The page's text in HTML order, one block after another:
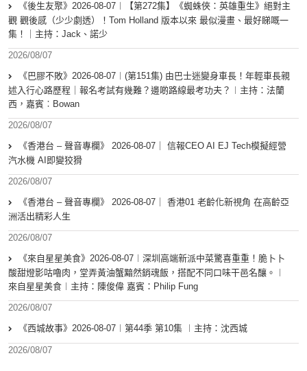
《後生友聚》2026-08-07︱【第272集】《蜘蛛俠：英雄重生》絕對主
觀 觀後感（少少劇透）！Tom Holland 版本以來 最似漫畫、最好睇嘅一
集！｜主持：Jack、諾少
2026/08/07
《巴膠不敗》2026-08-07︱(第151集) 由巴士迷變身車長！年輕車長親
述入行心路歷程｜報名考試有幾難？邊啲路線最考功夫？︱主持：法蘭
西，嘉賓︰Bowan
2026/08/07
《香港台 – 聲音專欄》 2026-08-07｜ 信報CEO AI EJ Tech模擬經營
汽水機 AI即變狡猾
2026/08/07
《香港台 – 聲音專欄》 2026-08-07｜ 香港01 老齡化新視角 在高齡亞
洲活出精彩人生
2026/08/07
《來自星星美食》2026-08-07︱深圳高端新派中菜驚喜重重！脆卜卜
酸甜燈影咕嚕肉，堂弄黃油蟹黯然銷魂飯，搭配不同口味干邑名釀。︱
來自星星美食︱主持：陳俊偉 嘉賓：Philip Fung
2026/08/07
《西城故事》2026-08-07︱第44季 第10集 ︱主持：沈西城
2026/08/07